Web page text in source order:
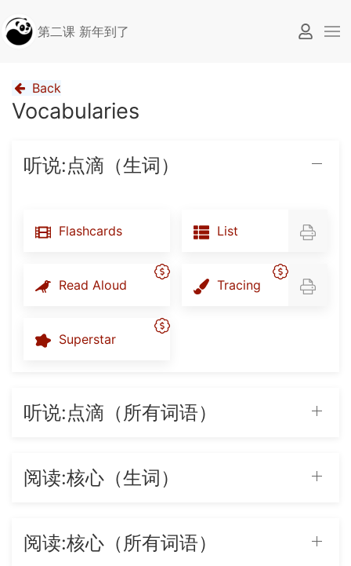
第二课 新年到了
Back
Vocabularies
听说:点滴（生词）
Flashcards List
Read Aloud Tracing
Superstar
听说:点滴（所有词语）
阅读:核心（生词）
阅读:核心（所有词语）